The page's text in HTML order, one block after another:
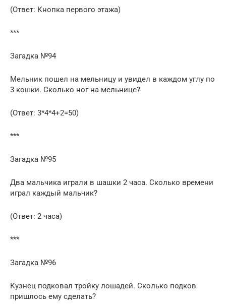
(Ответ: Кнопка первого этажа)
***
Загадка №94
Мельник пошел на мельницу и увидел в каждом углу по
3 кошки. Сколько ног на мельнице?
(Ответ: 3*4*4+2=50)
***
Загадка №95
Два мальчика играли в шашки 2 часа. Сколько времени
играл каждый мальчик?
(Ответ: 2 часа)
***
Загадка №96
Кузнец подковал тройку лошадей. Сколько подков
пришлось ему сделать?